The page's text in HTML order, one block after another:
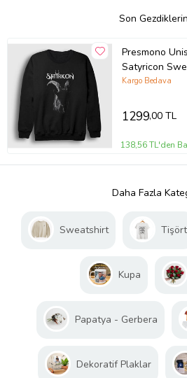
Son
Presmono
Satyricon
Kargo Bedava
1299,00 TL
138,56 TL'den
Daha Fazla
Sweatshirt Tişört
Kupa
Papatya - Gerbera
Dekoratif Plaklar